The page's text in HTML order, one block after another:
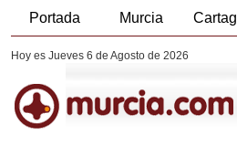
Portada Murcia
Hoy es Jueves 6 de Agosto de 2026